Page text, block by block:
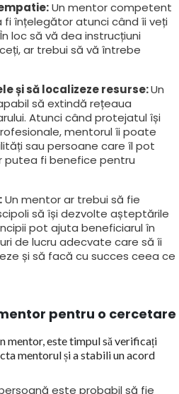
Un mentor competent
fi înțelegător atunci când îi veți
loc să vă dea instrucțiuni
ar trebui să vă întrebe
și să localizeze resurse:Un
să extindă rețeaua
Atunci când protejatul își
mentorul îi poate
sau persoane care îl pot
putea fi benefice pentru
Un mentor ar trebui să fie
să își dezvolte așteptările
pot ajuta beneficiarul în
de lucru adecvate care să îi
și să facă cu succes ceea ce
pentru o cercetare
mentor, este timpul să verificați
mentorul și a stabili un acord
este probabil să fie